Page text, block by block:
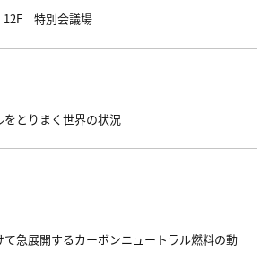
12F 特別会議場
とりまく世界の状況
急展開するカーボンニュートラル燃料の動